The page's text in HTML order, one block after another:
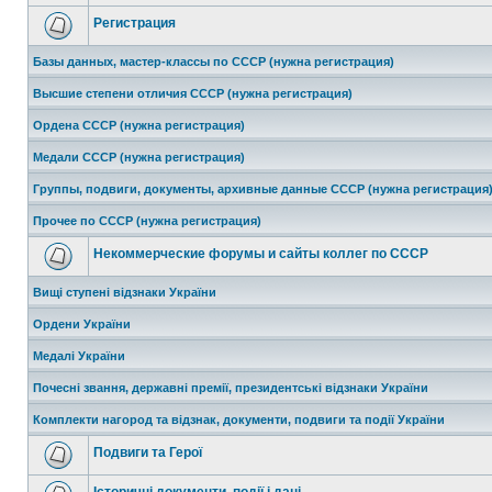
Регистрация
Базы данных, мастер-классы по СССР (нужна регистрация)
Высшие степени отличия СССР (нужна регистрация)
Ордена СССР (нужна регистрация)
Медали СССР (нужна регистрация)
Группы, подвиги, документы, архивные данные СССР (нужна регистрация)
Прочее по СССР (нужна регистрация)
Некоммерческие форумы и сайты коллег по СССР
Вищі ступені відзнаки України
Ордени України
Медалі України
Почесні звання, державні премії, президентські відзнаки України
Комплекти нагород та відзнак, документи, подвиги та події України
Подвиги та Герої